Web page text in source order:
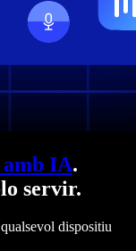
amb IA.
servir.
dispositiu